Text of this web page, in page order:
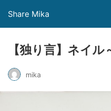
Share Mika
【独り言】ネイル
mika